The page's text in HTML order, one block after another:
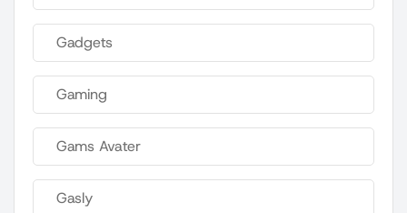
Gadgets
Gaming
Gams Avater
Gasly